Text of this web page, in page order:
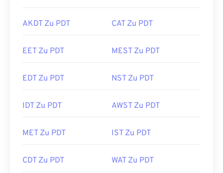
AKDT Zu PDT CAT Zu PDT
EET Zu PDT MEST Zu PDT
EDT Zu PDT NST Zu PDT
IDT Zu PDT AWST Zu PDT
MET Zu PDT IST Zu PDT
CDT Zu PDT WAT Zu PDT